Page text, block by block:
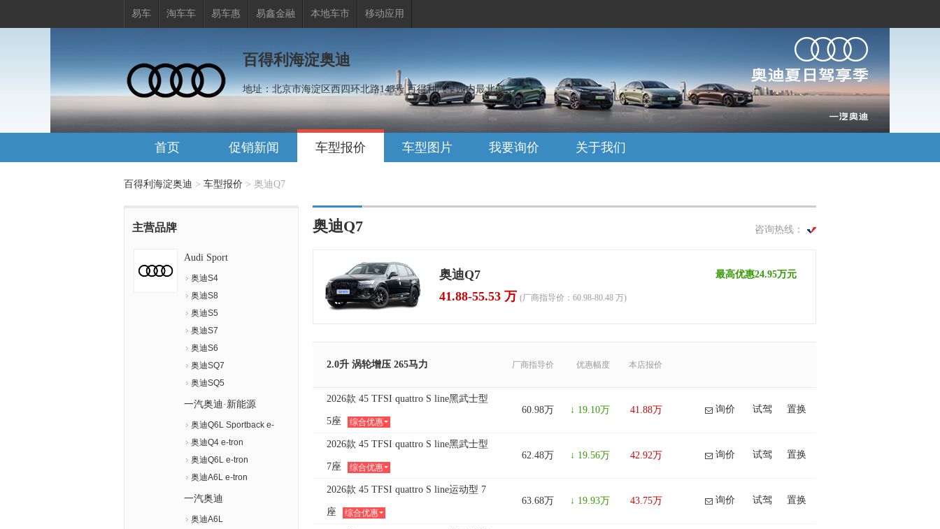
易车 淘车车 易车惠 易鑫金融 本地车市 移动应用
百得利海淀奥迪
地址：北京市海淀区西四环北路143号 百得利汽车园内最北侧
首页 促销新闻 车型报价 车型图片 我要询价 关于我们
百得利海淀奥迪 > 车型报价 > 奥迪Q7
主营品牌
Audi Sport
奥迪S4
奥迪S8
奥迪S5
奥迪S7
奥迪S6
奥迪SQ7
奥迪SQ5
一汽奥迪·新能源
奥迪Q6L Sportback e-
tron奥迪Q4 e-tron
奥迪Q6L e-tron
奥迪A6L e-tron
一汽奥迪
奥迪A6L
奥迪Q7 咨询热线：
奥迪Q7
41.88-55.53 万 (厂商指导价：60.98-80.48 万)
最高优惠24.95万元
2.0升 涡轮增压 265马力 厂商指导价 优惠幅度 本店报价
2026款 45 TFSI quattro S line黑武士型
5座 综合优惠
60.98万 ↓ 19.10万 41.88万 询价 试驾 置换
2026款 45 TFSI quattro S line黑武士型
7座 综合优惠
62.48万 ↓ 19.56万 42.92万 询价 试驾 置换
2026款 45 TFSI quattro S line运动型 7
座 综合优惠
63.68万 ↓ 19.93万 43.75万 询价 试驾 置换